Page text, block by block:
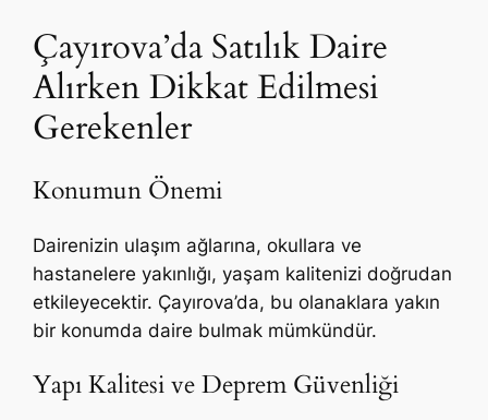
Çayırova’da Satılık Daire
Alırken Dikkat Edilmesi
Gerekenler
Konumun Önemi
Dairenizin ulaşım ağlarına, okullara ve
hastanelere yakınlığı, yaşam kalitenizi doğrudan
etkileyecektir. Çayırova’da, bu olanaklara yakın
bir konumda daire bulmak mümkündür.
Yapı Kalitesi ve Deprem Güvenliği